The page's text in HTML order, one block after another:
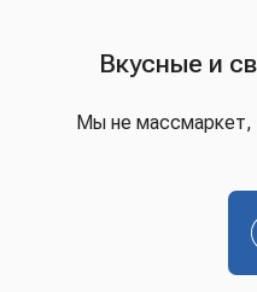
Вкусные и
Мы не массмаркет,